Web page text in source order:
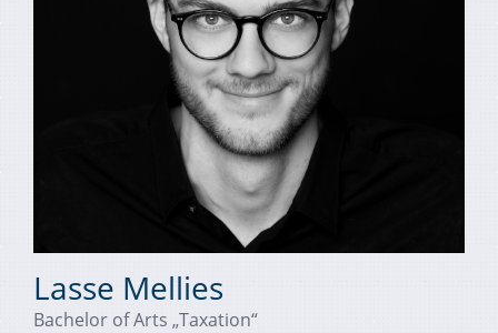
Lasse Mellies
Bachelor of Arts „Taxation“